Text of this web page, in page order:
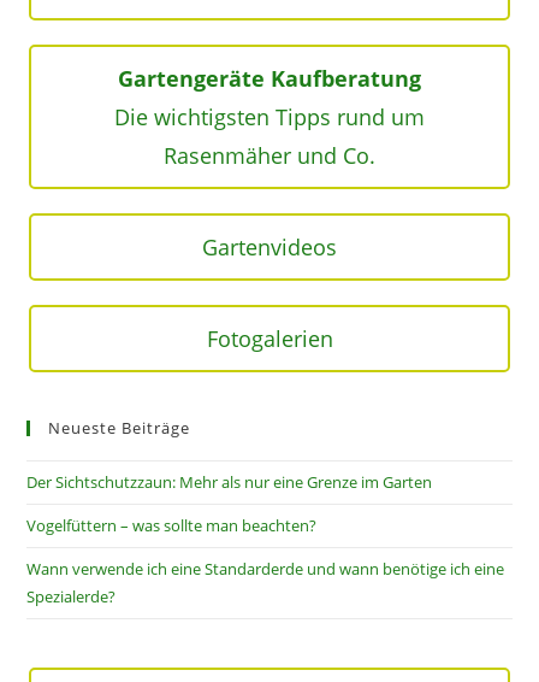
Gartengeräte Kaufberatung
Die wichtigsten Tipps rund um
Rasenmäher und Co.
Gartenvideos
Fotogalerien
Neueste Beiträge
Der Sichtschutzzaun: Mehr als nur eine Grenze im Garten
Vogelfüttern – was sollte man beachten?
Wann verwende ich eine Standarderde und wann benötige ich eine
Spezialerde?